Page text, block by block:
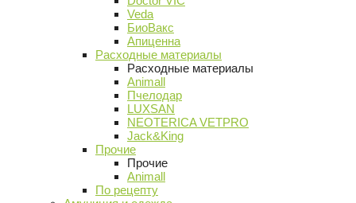
Veda
БиоВакс
Апиценна
Расходные материалы
Расходные материалы
Animall
Пчелодар
LUXSAN
NEOTERICA VETPRO
Jack&King
Прочие
Прочие
Animall
По рецепту